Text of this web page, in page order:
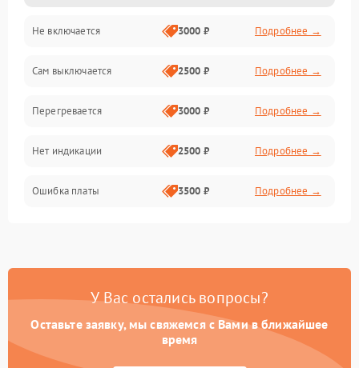
Не включается 3000 ₽ Подробнее →
Сам выключается 2500 ₽ Подробнее →
Перегревается 3000 ₽ Подробнее →
Нет индикации 2500 ₽ Подробнее →
Ошибка платы 3500 ₽ Подробнее →
У Вас остались вопросы?
Оставьте заявку, мы свяжемся с Вами в ближайшее
время